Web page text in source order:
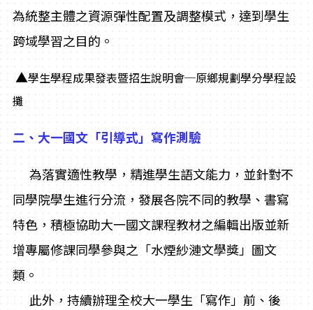
為統整主體之資源彈性配置及調整模式，達到學生
跨域學習之目的。
▲學生學程成果發表暨招生說明會─原鄉規劃學分學程設
攤
二、大一國文「引導式」寫作測驗
為落實適性教學，精進學生語文能力，並針對不
同學院學生進行分流，發展各院不同的教學、書寫
特色，積極協助大一國文課程教材之編輯出版並新
增專屬修課同學參與之「水煙紗漣文學獎」圖文
類。
此外，持續辦理全校大一學生「寫作」前、後